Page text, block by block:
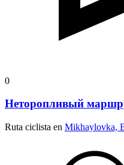
0
Неторопливый
Ruta ciclista en Mikhaylovka,